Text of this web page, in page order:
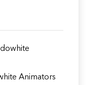
Animators